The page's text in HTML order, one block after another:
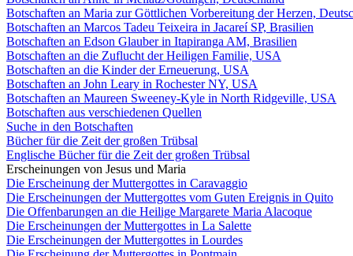
Botschaften an Maria zur Göttlichen Vorbereitung der Herzen,
Botschaften an Marcos Tadeu Teixeira in Jacareí SP, Brasilien
Botschaften an Edson Glauber in Itapiranga AM, Brasilien
Botschaften an die Zuflucht der Heiligen Familie, USA
Botschaften an die Kinder der Erneuerung, USA
Botschaften an John Leary in Rochester NY, USA
Botschaften an Maureen Sweeney-Kyle in North Ridgeville, USA
Botschaften aus verschiedenen Quellen
Suche in den Botschaften
Bücher für die Zeit der großen Trübsal
Englische Bücher für die Zeit der großen Trübsal
Erscheinungen von Jesus und Maria
Die Erscheinung der Muttergottes in Caravaggio
Die Erscheinungen der Muttergottes vom Guten Ereignis in Quito
Die Offenbarungen an die Heilige Margarete Maria Alacoque
Die Erscheinungen der Muttergottes in La Salette
Die Erscheinungen der Muttergottes in Lourdes